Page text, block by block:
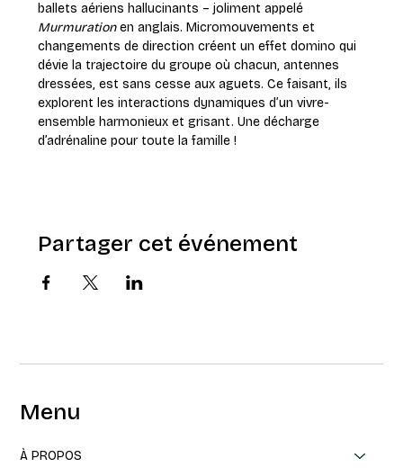
ballets aériens hallucinants – joliment appelé
Murmuration en anglais. Micromouvements et
changements de direction créent un effet domino qui
dévie la trajectoire du groupe où chacun, antennes
dressées, est sans cesse aux aguets. Ce faisant, ils
explorent les interactions dynamiques d’un vivre-
ensemble harmonieux et grisant. Une décharge
d’adrénaline pour toute la famille !
Partager cet événement
Menu
À PROPOS